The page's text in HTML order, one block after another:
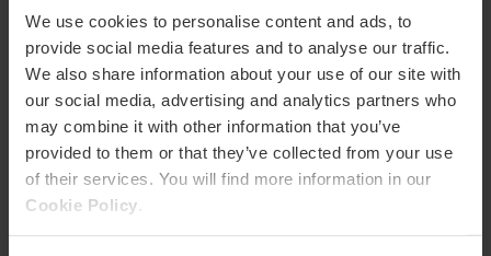
We use cookies to personalise content and ads, to
provide social media features and to analyse our traffic.
We also share information about your use of our site with
our social media, advertising and analytics partners who
may combine it with other information that you’ve
provided to them or that they’ve collected from your use
of their services. You will find more information in our
Cookie Policy
Cómo llegar
Metro
L10